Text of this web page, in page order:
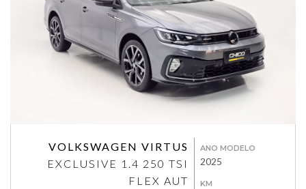
VOLKSWAGEN VIRTUS
EXCLUSIVE 1.4 250 TSI
FLEX AUT
ANO MODELO
2025
KM